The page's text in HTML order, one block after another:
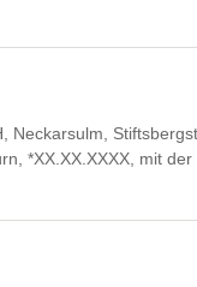
Neckarsulm,
*XX.XX.XXXX, mit